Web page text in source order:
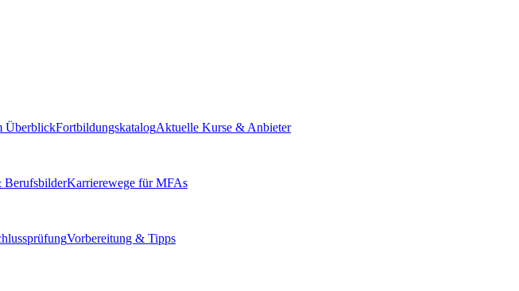
ÜberblickFortbildungskatalogAktuelle Kurse & Anbieter
BerufsbilderKarrierewege für MFAs
Vorbereitung & Tipps